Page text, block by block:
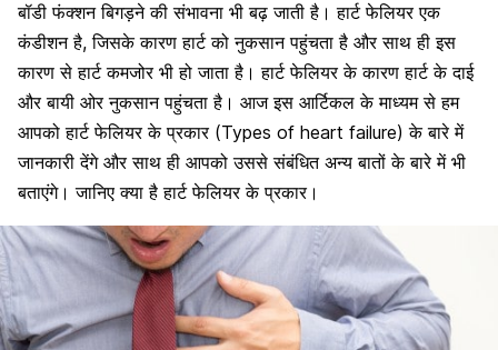
बॉडी फंक्शन बिगड़ने की संभावना भी बढ़ जाती है। हार्ट फेलियर एक
कंडीशन है, जिसके कारण हार्ट को नुकसान पहुंचता है और साथ ही इस
कारण से हार्ट कमजोर भी हो जाता है। हार्ट फेलियर के कारण हार्ट के दाई
और बायी ओर नुकसान पहुंचता है। आज इस आर्टिकल के माध्यम से हम
आपको हार्ट फेलियर के प्रकार (Types of heart failure) के बारे में
जानकारी देंगे और साथ ही आपको उससे संबंधित अन्य बातों के बारे में भी
बताएंगे। जानिए क्या है हार्ट फेलियर के प्रकार।